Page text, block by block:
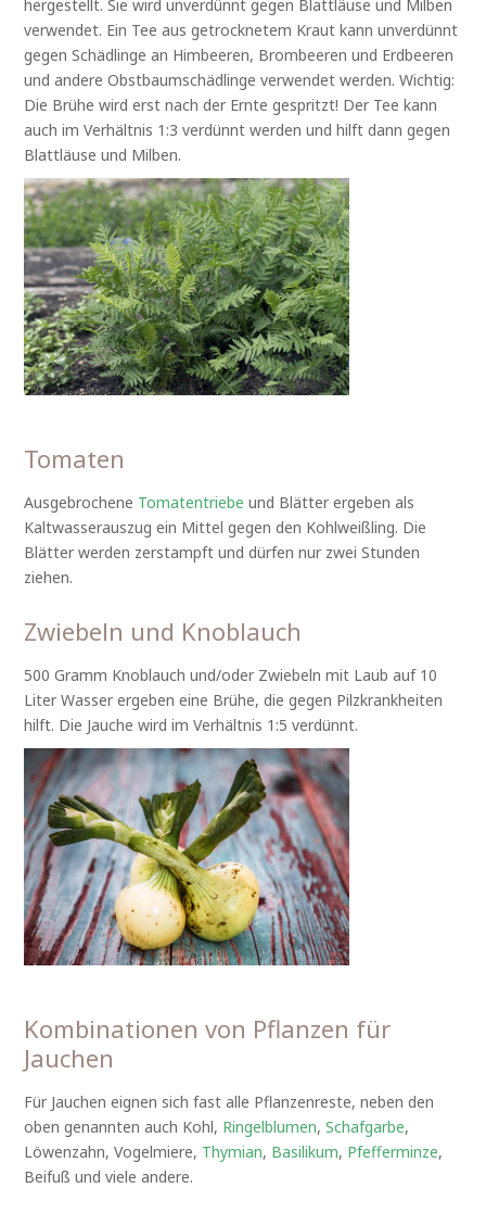
hergestellt. Sie wird unverdünnt gegen Blattläuse und Milben
verwendet. Ein Tee aus getrocknetem Kraut kann unverdünnt
gegen Schädlinge an Himbeeren, Brombeeren und Erdbeeren
und andere Obstbaumschädlinge verwendet werden. Wichtig:
Die Brühe wird erst nach der Ernte gespritzt! Der Tee kann
auch im Verhältnis 1:3 verdünnt werden und hilft dann gegen
Blattläuse und Milben.
Tomaten
Ausgebrochene Tomatentriebe und Blätter ergeben als
Kaltwasserauszug ein Mittel gegen den Kohlweißling. Die
Blätter werden zerstampft und dürfen nur zwei Stunden
ziehen.
Zwiebeln und Knoblauch
500 Gramm Knoblauch und/oder Zwiebeln mit Laub auf 10
Liter Wasser ergeben eine Brühe, die gegen Pilzkrankheiten
hilft. Die Jauche wird im Verhältnis 1:5 verdünnt.
Kombinationen von Pflanzen für
Jauchen
Für Jauchen eignen sich fast alle Pflanzenreste, neben den
oben genannten auch Kohl, Ringelblumen,Schafgarbe,
Löwenzahn, Vogelmiere, Thymian, Basilikum, Pfefferminze,
Beifuß und viele andere.